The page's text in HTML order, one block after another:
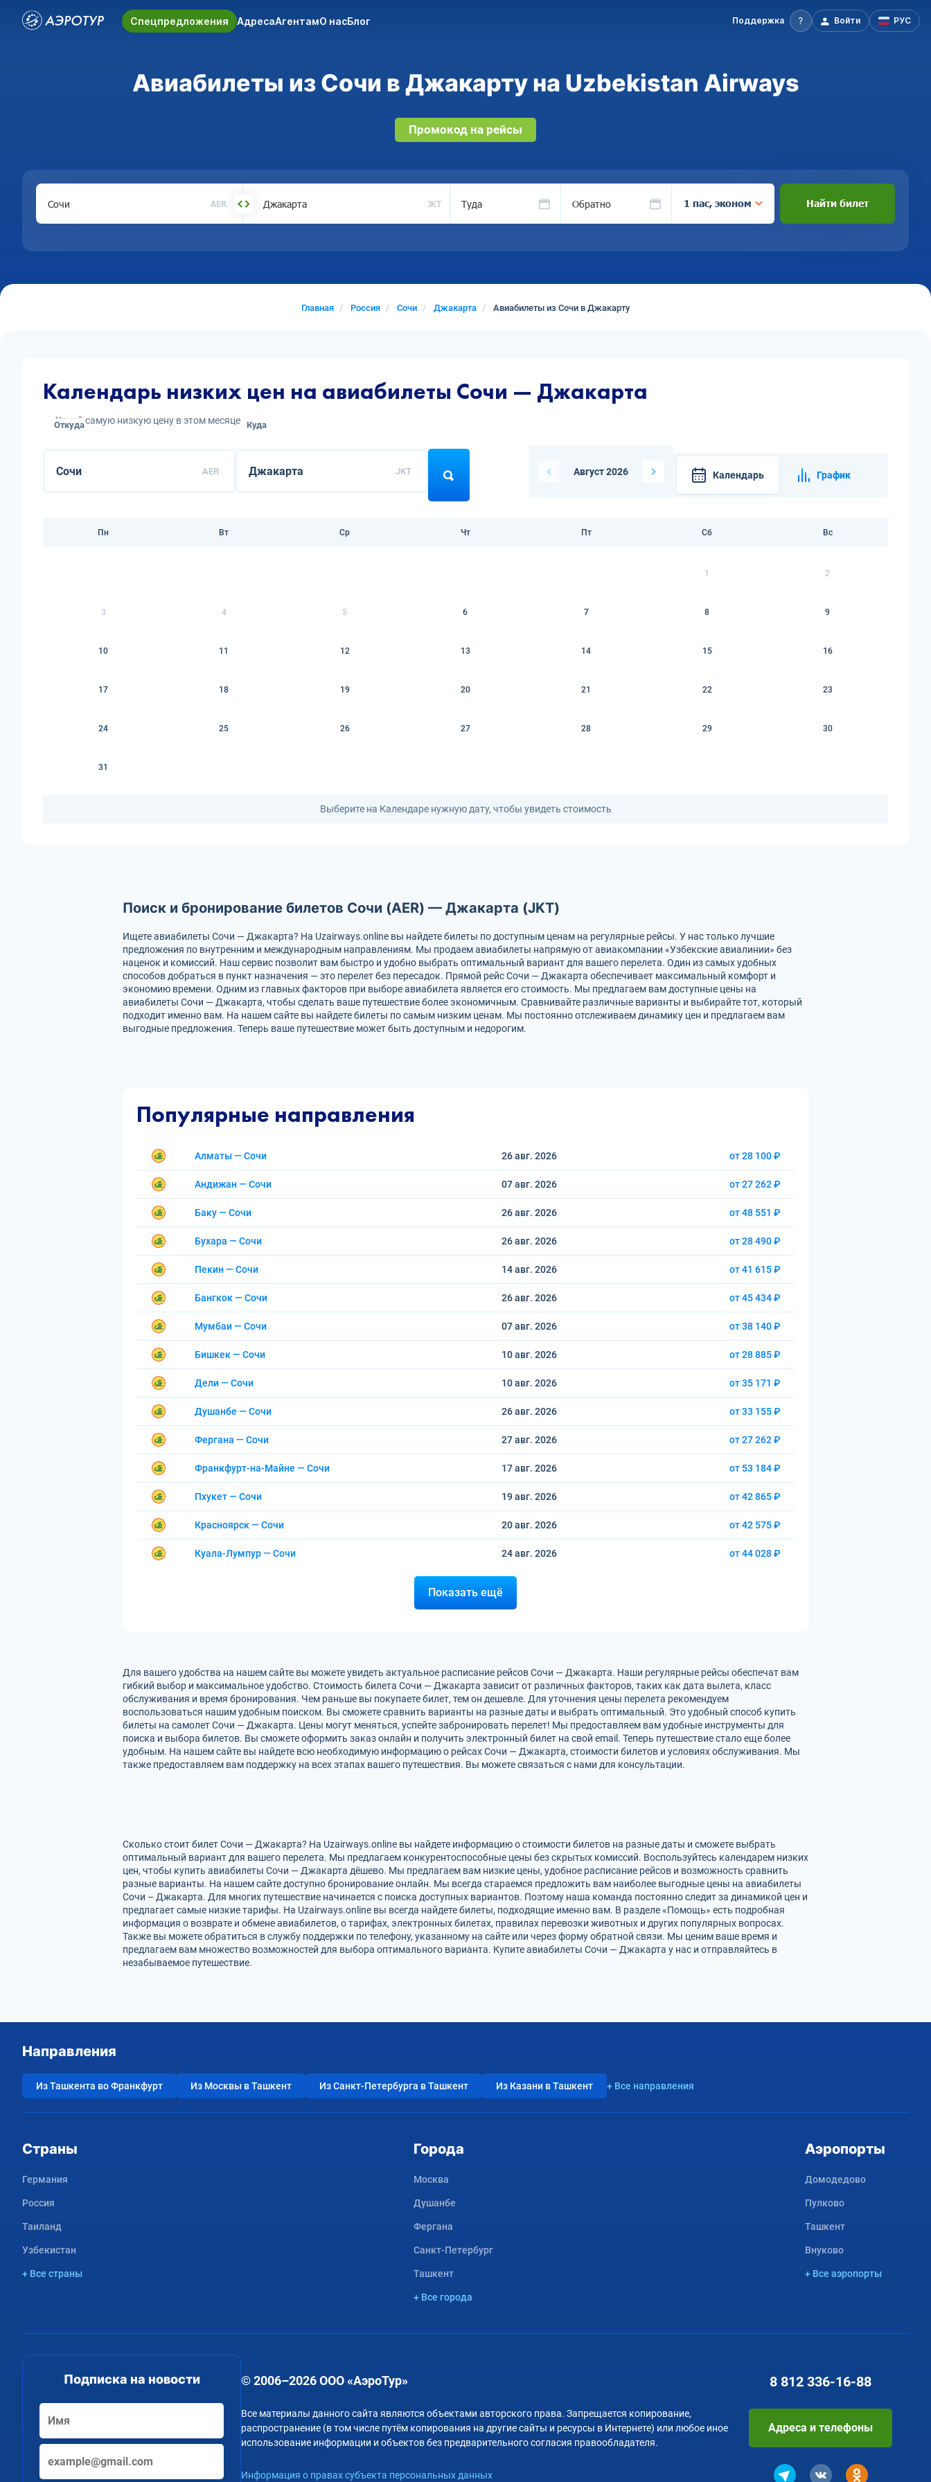
Спецпредложения АдресаАгентамО насБлог Поддержка Войти РУС
Авиабилеты из Сочи в Джакарту на Uzbekistan Airways
Промокод на рейсы
AER JKT Туда Обратно 1 пас, эконом Найти билет
Главная Россия Сочи Джакарта Авиабилеты из Сочи в Джакарту
Календарь низких цен на авиабилеты Сочи — Джакарта
Узнай самую низкую цену в этом месяце
Откуда
AER
Куда
JKT Август 2026 Календарь График
Пн Вт Ср Чт Пт Сб Вс
1 2
3 4 5 6 7 8 9
10 11 12 13 14 15 16
17 18 19 20 21 22 23
24 25 26 27 28 29 30
31
Выберите на Календаре нужную дату, чтобы увидеть стоимость
Поиск и бронирование билетов Сочи (AER) — Джакарта (JKT)
Ищете авиабилеты Сочи — Джакарта? На Uzairways.online вы найдете билеты по доступным ценам на регулярные рейсы. У нас только лучшие
предложения по внутренним и международным направлениям. Мы продаем авиабилеты напрямую от авиакомпании «Узбекские авиалинии» без
наценок и комиссий. Наш сервис позволит вам быстро и удобно выбрать оптимальный вариант для вашего перелета. Один из самых удобных
способов добраться в пункт назначения — это перелет без пересадок. Прямой рейс Сочи — Джакарта обеспечивает максимальный комфорт и
экономию времени. Одним из главных факторов при выборе авиабилета является его стоимость. Мы предлагаем вам доступные цены на
авиабилеты Сочи — Джакарта, чтобы сделать ваше путешествие более экономичным. Сравнивайте различные варианты и выбирайте тот, который
подходит именно вам. На нашем сайте вы найдете билеты по самым низким ценам. Мы постоянно отслеживаем динамику цен и предлагаем вам
выгодные предложения. Теперь ваше путешествие может быть доступным и недорогим.
Популярные направления
Алматы — Сочи 26 авг. 2026 от 28 100 ₽
Андижан — Сочи 07 авг. 2026 от 27 262 ₽
Баку — Сочи 26 авг. 2026 от 48 551 ₽
Бухара — Сочи 26 авг. 2026 от 28 490 ₽
Пекин — Сочи 14 авг. 2026 от 41 615 ₽
Бангкок — Сочи 26 авг. 2026 от 45 434 ₽
Мумбаи — Сочи 07 авг. 2026 от 38 140 ₽
Бишкек — Сочи 10 авг. 2026 от 28 885 ₽
Дели — Сочи 10 авг. 2026 от 35 171 ₽
Душанбе — Сочи 26 авг. 2026 от 33 155 ₽
Фергана — Сочи 27 авг. 2026 от 27 262 ₽
Франкфурт-на-Майне — Сочи 17 авг. 2026 от 53 184 ₽
Пхукет — Сочи 19 авг. 2026 от 42 865 ₽
Красноярск — Сочи 20 авг. 2026 от 42 575 ₽
Куала-Лумпур — Сочи 24 авг. 2026 от 44 028 ₽
Показать ещё
Для вашего удобства на нашем сайте вы можете увидеть актуальное расписание рейсов Сочи — Джакарта. Наши регулярные рейсы обеспечат вам
гибкий выбор и максимальное удобство. Стоимость билета Сочи — Джакарта зависит от различных факторов, таких как дата вылета, класс
обслуживания и время бронирования. Чем раньше вы покупаете билет, тем он дешевле. Для уточнения цены перелета рекомендуем
воспользоваться нашим удобным поиском. Вы сможете сравнить варианты на разные даты и выбрать оптимальный. Это удобный способ купить
билеты на самолет Сочи — Джакарта. Цены могут меняться, успейте забронировать перелет! Мы предоставляем вам удобные инструменты для
поиска и выбора билетов. Вы сможете оформить заказ онлайн и получить электронный билет на свой email. Теперь путешествие стало еще более
удобным. На нашем сайте вы найдете всю необходимую информацию о рейсах Сочи — Джакарта, стоимости билетов и условиях обслуживания. Мы
также предоставляем вам поддержку на всех этапах вашего путешествия. Вы можете связаться с нами для консультации.
Сколько стоит билет Сочи — Джакарта? На Uzairways.online вы найдете информацию о стоимости билетов на разные даты и сможете выбрать
оптимальный вариант для вашего перелета. Мы предлагаем конкурентоспособные цены без скрытых комиссий. Воспользуйтесь календарем низких
цен, чтобы купить авиабилеты Сочи — Джакарта дёшево. Мы предлагаем вам низкие цены, удобное расписание рейсов и возможность сравнить
разные варианты. На нашем сайте доступно бронирование онлайн. Мы всегда стараемся предложить вам наиболее выгодные цены на авиабилеты
Сочи – Джакарта. Для многих путешествие начинается с поиска доступных вариантов. Поэтому наша команда постоянно следит за динамикой цен и
предлагает самые низкие тарифы. На Uzairways.online вы всегда найдете билеты, подходящие именно вам. В разделе «Помощь» есть подробная
информация о возврате и обмене авиабилетов, о тарифах, электронных билетах, правилах перевозки животных и других популярных вопросах.
Также вы можете обратиться в службу поддержки по телефону, указанному на сайте или через форму обратной связи. Мы ценим ваше время и
предлагаем вам множество возможностей для выбора оптимального варианта. Купите авиабилеты Сочи — Джакарта у нас и отправляйтесь в
незабываемое путешествие.
Направления
Из Ташкента во Франкфурт Из Москвы в Ташкент Из Санкт-Петербурга в Ташкент Из Казани в Ташкент + Все направления
Страны
Германия
Россия
Таиланд
Узбекистан
+ Все страны
Города
Москва
Душанбе
Фергана
Санкт-Петербург
Ташкент
+ Все города
Аэропорты
Домодедово
Пулково
Ташкент
Внуково
+ Все аэропорты
Подписка на новости © 2006–2026 ООО «АэроТур»
Все материалы данного сайта являются объектами авторского права. Запрещается копирование,
распространение (в том числе путём копирования на другие сайты и ресурсы в Интернете) или любое иное
использование информации и объектов без предварительного согласия правообладателя.
Информация о правах субъекта персональных данных
8 812 336-16-88
Адреса и телефоны